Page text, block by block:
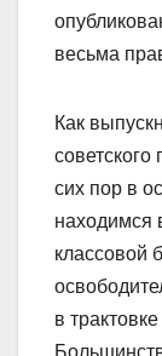
весьма
Как
сих пор в
находимся
классовой
в